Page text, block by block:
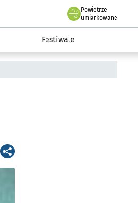
Powietrze
we Wrocławiu
umiarkowane
Festiwale